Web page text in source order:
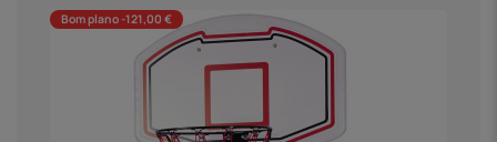
Bom plano -121,00 €